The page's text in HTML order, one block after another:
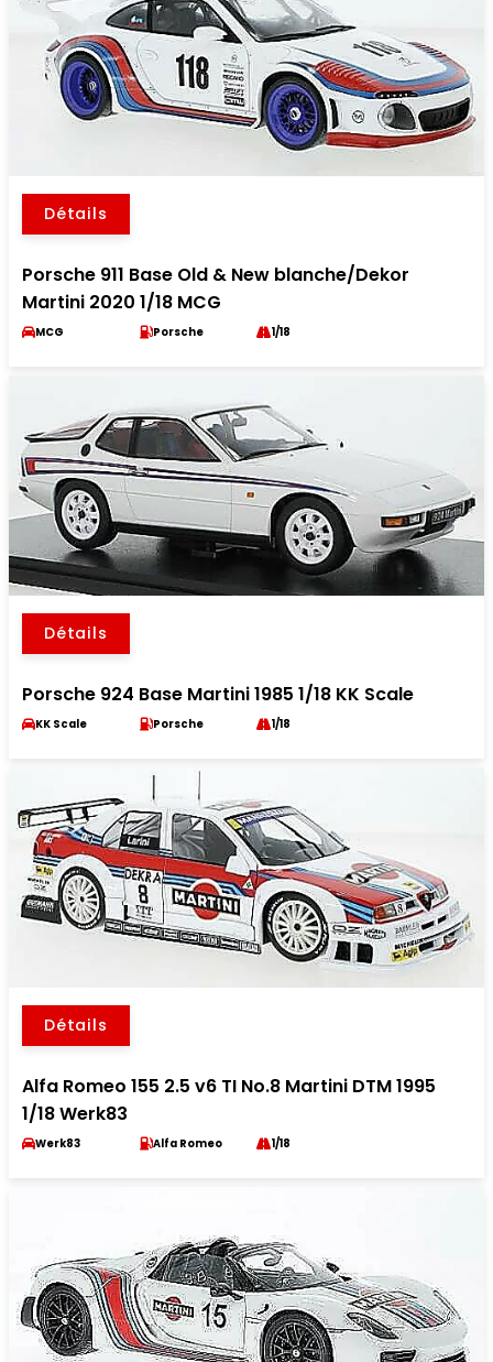
Détails
Porsche 911 Base Old & New blanche/Dekor
Martini 2020 1/18 MCG
MCG Porsche 1/18
Détails
Porsche 924 Base Martini 1985 1/18 KK Scale
KK Scale Porsche 1/18
Détails
Alfa Romeo 155 2.5 v6 TI No.8 Martini DTM 1995
1/18 Werk83
Werk83 Alfa Romeo 1/18